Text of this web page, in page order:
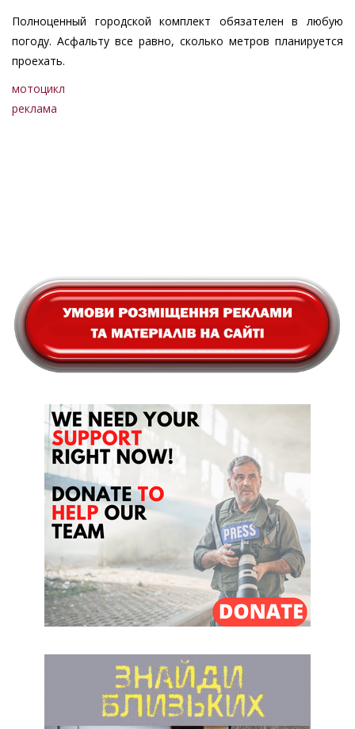
Полноценный городской комплект обязателен в любую
погоду. Асфальту все равно, сколько метров планируется
проехать.
мотоцикл
реклама